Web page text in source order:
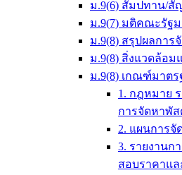
ม.9(6) สัมปทาน/สั
ม.9(7) มติคณะรัฐ
ม.9(8) สรุปผลการ
ม.9(8) สิ่งแวดล้อ
ม.9(8) เกณฑ์มาต
1. กฎหมาย
การจัดหาพัส
2. แผนการจั
3. รายงานก
สอบราคาแ